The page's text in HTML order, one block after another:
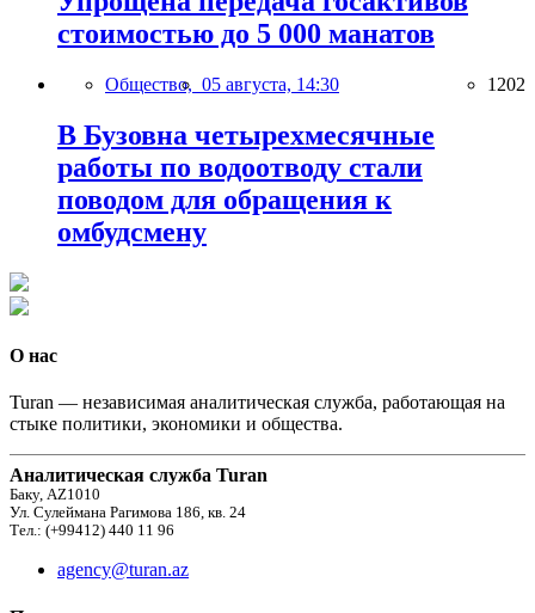
стоимостью до 5 000 манатов
Общество, 05 августа, 14:30 1202
В Бузовна четырехмесячные
работы по водоотводу стали
поводом для обращения к
омбудсмену
О нас
Turan — независимая аналитическая служба, работающая на
стыке политики, экономики и общества.
Аналитическая служба Turan
Баку, AZ1010
Ул. Сулеймана Рагимова 186, кв. 24
Тел.: (+99412) 440 11 96
agency@turan.az